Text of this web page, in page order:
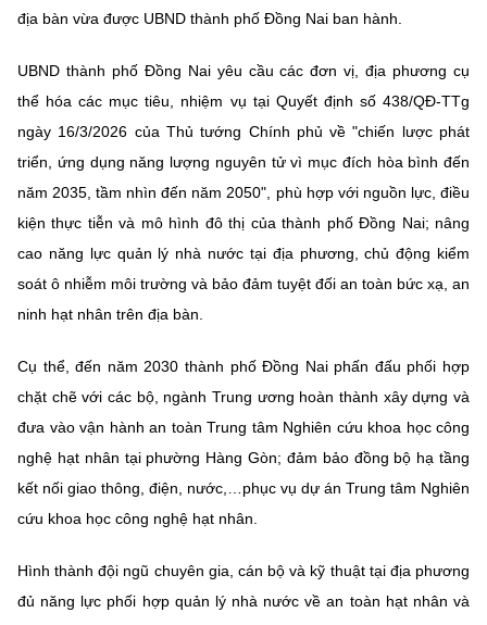
Điều khoản sử dụng Theo dõi MST: Góp ý
Cơ quan chủ quản: Bộ Khoa học và Công nghệ (MST)
Chịu trách nhiệm nội dung: Nguyễn Thị Hải Hằng
Liên hệ
Địa chỉ: Ban Biên tập Cổng TTĐT - 18 Nguyễn Du, TP. Hà Nội
Điện thoại: 024 3936 9506
©2026 Bản quyền thuộc Bộ Khoa Học và Công Nghệ
(Ghi rõ nguồn "https://mst.gov.vn" khi phát hành lại thông tin từ
website này)
địa bàn vừa được UBND thành phố Đồng Nai ban hành.
UBND thành phố Đồng Nai yêu cầu các đơn vị, địa phương cụ
thể hóa các mục tiêu, nhiệm vụ tại Quyết định số 438/QĐ-TTg
ngày 16/3/2026 của Thủ tướng Chính phủ về "chiến lược phát
triển, ứng dụng năng lượng nguyên tử vì mục đích hòa bình đến
năm 2035, tầm nhìn đến năm 2050", phù hợp với nguồn lực, điều
kiện thực tiễn và mô hình đô thị của thành phố Đồng Nai; nâng
cao năng lực quản lý nhà nước tại địa phương, chủ động kiểm
soát ô nhiễm môi trường và bảo đảm tuyệt đối an toàn bức xạ, an
ninh hạt nhân trên địa bàn.
Cụ thể, đến năm 2030 thành phố Đồng Nai phấn đấu phối hợp
chặt chẽ với các bộ, ngành Trung ương hoàn thành xây dựng và
đưa vào vận hành an toàn Trung tâm Nghiên cứu khoa học công
nghệ hạt nhân tại phường Hàng Gòn; đảm bảo đồng bộ hạ tầng
kết nối giao thông, điện, nước,…phục vụ dự án Trung tâm Nghiên
cứu khoa học công nghệ hạt nhân.
Hình thành đội ngũ chuyên gia, cán bộ và kỹ thuật tại địa phương
đủ năng lực phối hợp quản lý nhà nước về an toàn hạt nhân và